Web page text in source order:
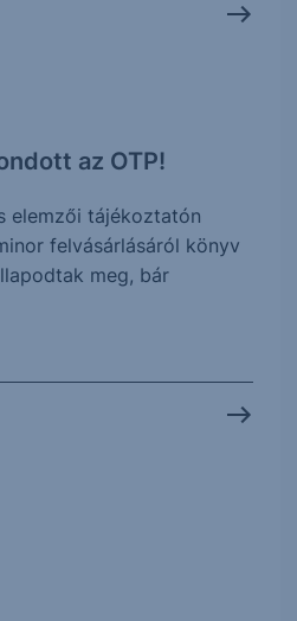
az OTP!
elemzői tájékoztatón
felvásárlásáról könyv
meg, bár